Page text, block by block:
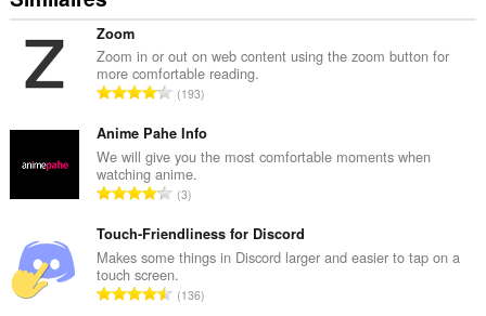
Zoom
Zoom in or out on web content using the zoom button for
more comfortable reading.
N
m
b
r
e
o
t
a
193
Anime Pahe Info
We will give you the most comfortable moments when
watching anime.
N
m
b
r
e
3
Touch-Friendliness for Discord
Makes some things in Discord larger and easier to tap on a
touch screen.
N136